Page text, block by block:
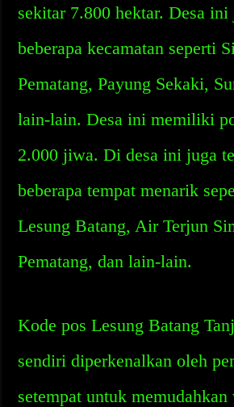
sekitar 7.800 hektar. Desa
beberapa kecamatan seperti
Pematang, Payung Sekaki,
lain-lain. Desa ini memiliki
2.000 jiwa. Di desa ini juga
beberapa tempat menarik
Lesung Batang, Air Terjun
Pematang, dan lain-lain.
Kode pos Lesung Batang
sendiri diperkenalkan oleh
setempat untuk memudahkan